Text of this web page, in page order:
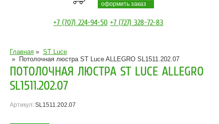
оформить заказ
+7 (707) 224-94-50 +7 (727) 328-72-83
Главная » ST Luce
»
Потолочная люстра ST Luce ALLEGRO SL1511.202.07
ПОТОЛОЧНАЯ ЛЮСТРА ST LUCE ALLEGRO
SL1511.202.07
Артикул: SL1511.202.07